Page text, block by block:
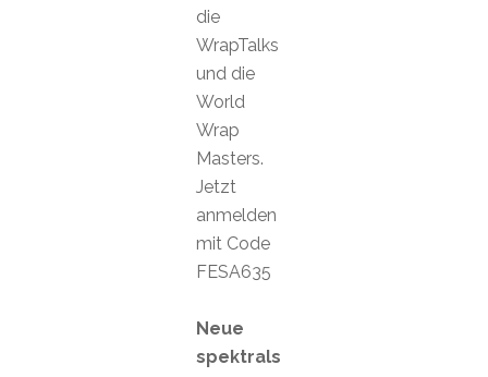
die
WrapTalks
und die
World
Wrap
Masters.
Jetzt
anmelden
mit Code
FESA635
Neue
spektrals